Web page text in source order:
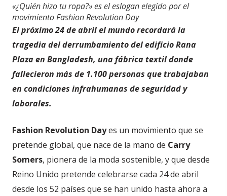
«¿Quién hizo tu ropa?» es el eslogan elegido por el
movimiento Fashion Revolution Day
El próximo 24 de abril el mundo recordará la
tragedia del derrumbamiento del edificio Rana
Plaza en Bangladesh, una fábrica textil donde
fallecieron más de 1.100 personas que trabajaban
en condiciones infrahumanas de seguridad y
laborales.
Fashion Revolution Dayes un movimiento que se
pretende global, que nace de la mano de Carry
Somers, pionera de la moda sostenible, y que desde
Reino Unido pretende celebrarse cada 24 de abril
desde los 52 países que se han unido hasta ahora a